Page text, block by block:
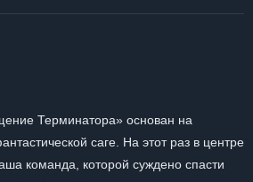
Терминатора» основан на
саге. На этот раз в центре
команда, которой суждено спасти